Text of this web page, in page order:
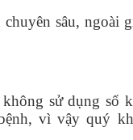
sâu, ngoài
sử dụng sổ
vì vậy quý